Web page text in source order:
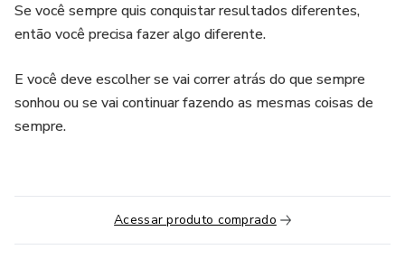
Se você sempre quis conquistar resultados diferentes,
então você precisa fazer algo diferente.
E você deve escolher se vai correr atrás do que sempre
sonhou ou se vai continuar fazendo as mesmas coisas de
sempre.
Acessar produto comprado